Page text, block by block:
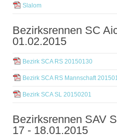
Slalom
Bezirksrennen SC
01.02.2015
Bezirk SCA RS 20150130
Bezirk SCA RS Mannschaft
Bezirk SCA SL 20150201
Bezirksrennen SAV
17 - 18.01.2015